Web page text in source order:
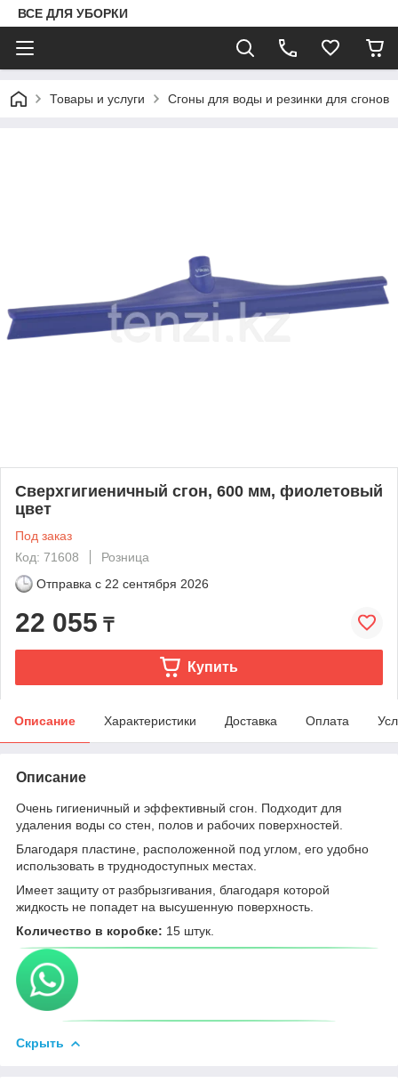
ВСЕ ДЛЯ УБОРКИ
Товары и услуги Сгоны для воды и резинки для сгонов
Сверхгигиеничный сгон, 600 мм, фиолетовый
цвет
Под заказ
Код: 71608
Розница
Отправка с 22 сентября 2026
22 055 ₸
Купить
Описание Характеристики Доставка Оплата
Описание
Очень гигиеничный и эффективный сгон. Подходит для
удаления воды со стен, полов и рабочих поверхностей.
Благодаря пластине, расположенной под углом, его удобно
использовать в труднодоступных местах.
Имеет защиту от разбрызгивания, благодаря которой
жидкость не попадет на высушенную поверхность.
Количество в коробке: 15 штук.
Скрыть